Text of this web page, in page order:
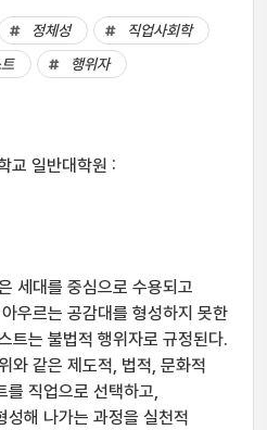
정체성
직업사회학
행위자
교 일반대학원 :
세대를 중심으로 수용되고
우르는 공감대를 형성하지 못한
트는 불법적 행위자로 규정된다.
와 같은 제도적, 법적, 문화적
를 직업으로 선택하고,
성해 나가는 과정을 실천적